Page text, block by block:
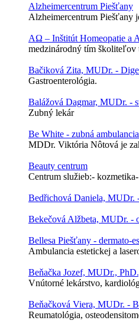
Alzheimercentrum Piešťany
Alzheimercentrum Piešťany
AΩ – Inštitút Homeopatie a
medzinárodný tím školiteľov
Bačiková Zita, MUDr. -
Gastroenterológia.
Balážová Dagmar, MUDr. -
Zubný lekár
Be White - zubná
MDDr. Viktória Nôtová je
Beauty centrum
Centrum služieb:-
Bedřichová Daniela, MUDr.
Bekečová Alžbeta, MUDr. -
Bellesa Piešťany - dermato-
Ambulancia estetickej a
Beňačka Jozef, MUDr.,
Vnútorné lekárstvo,
Beňačková Viera, MUDr. -
Reumatológia,